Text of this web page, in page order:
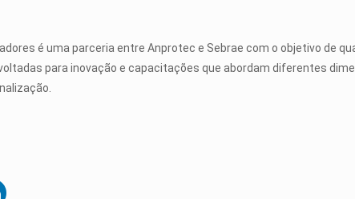
é uma parceria entre Anprotec e Sebrae com o objetivo de
para inovação e capacitações que abordam diferentes